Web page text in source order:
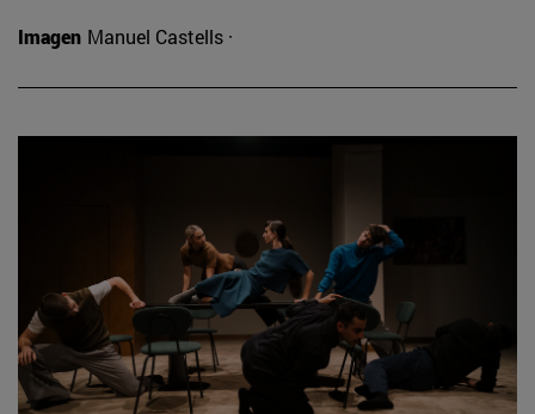
Imagen Manuel Castells ·